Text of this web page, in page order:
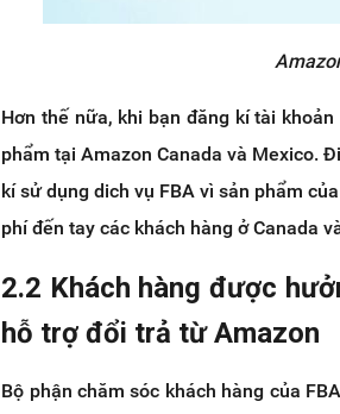
Hơn thế nữa, khi bạn đăng kí tài
phẩm tại Amazon Canada và Mexico.
kí sử dụng dich vụ FBA vì sản phẩm
phí đến tay các khách hàng ở Canada
2.2 Khách hàng được
hỗ trợ đổi trả từ Amazon
Bộ phận chăm sóc khách hàng của